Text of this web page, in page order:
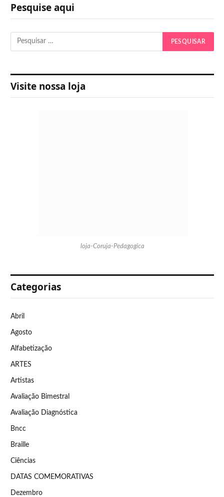
Pesquise aqui
Visite nossa loja
loja-Coruja-Pedagogica
Categorias
Abril
Agosto
Alfabetização
ARTES
Artistas
Avaliação Bimestral
Avaliação Diagnóstica
Bncc
Braille
Ciências
DATAS COMEMORATIVAS
Dezembro